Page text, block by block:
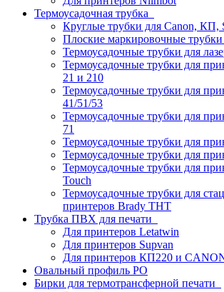
Термоусадочная трубка
Круглые трубки для Canon, КП,
Плоские маркировочные трубки
Термоусадочные трубки для
Термоусадочные трубки для
21 и 210
Термоусадочные трубки для
41/51/53
Термоусадочные трубки для
71
Термоусадочные трубки для
Термоусадочные трубки для
Термоусадочные трубки для
Touch
Термоусадочные трубки для
принтеров Brady THT
Трубка ПВХ для печати
Для принтеров Letatwin
Для принтеров Supvan
Для принтеров КП220 и
Овальный профиль PO
Бирки для термотрансферной печати